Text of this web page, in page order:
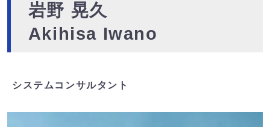
岩野 晃久
Akihisa Iwano
システムコンサルタント